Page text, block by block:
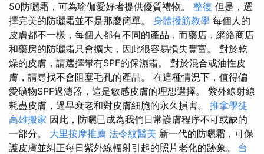
50防曬霜，可為瑜伽愛好者提供優質禮物。 整復 但是，選
擇完美的防曬霜並不是那麼簡單。 身體撥筋教學 每個人的
皮膚都不一樣，每個人都有不同的產品，而藥店，網絡商店
和藥房的防曬霜只會擴大，因此很容易損失豐富。 對於乾
燥的皮膚，請選擇帶有SPF的保濕霜。 對於混合或油性皮
膚，請尋找不會阻塞毛孔的產品。 在這種情況下，值得偏
愛礦物SPF過濾器，這是敏感皮膚的理想選擇。 紫外線射線
耗盡皮膚，過早衰老和對皮膚細胞的永久損害。 推拿學徒
高雄搬家 因此，防曬已成為我們日常護膚程序不可或缺的
一部分。 大里按摩推薦 法令紋醫美 新一代的防曬霜，可保
護皮膚並糾正每日紫外線輻射引起的照片老化的跡象。 台